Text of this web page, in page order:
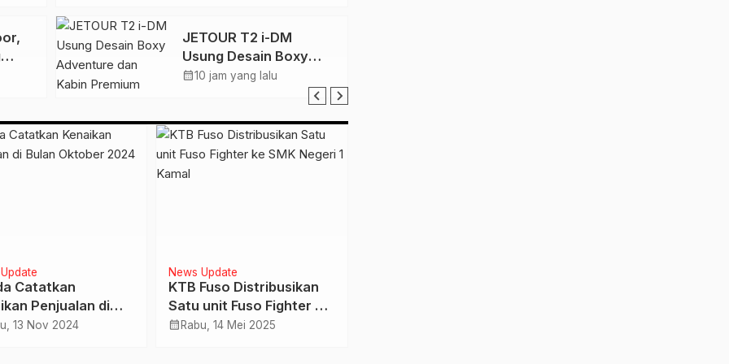
JETOUR T2 i-DM
Usung Desain Boxy
Adventure dan Kabin
Premium untuk Temani
calendar_month10 jam yang lalu
Indonesia Siap
500 unit AION V ke
4 Jun 2025
Balap
Honda Jalin Kemitraan
Eksklusif dengan Aston
Martin di Formula One
calendar_monthSelasa, 23 Des 2025